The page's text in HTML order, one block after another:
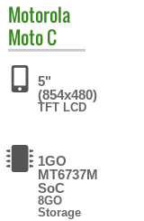
Motorola
Moto C
5"
(854x480)
TFT LCD
1GO
MT6737M
SoC
8GO
Storage